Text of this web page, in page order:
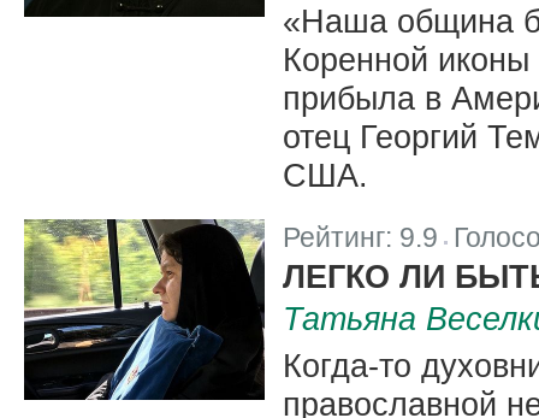
«Наша община
Коренной
прибыла в
отец Георгий
США.
Рейтинг: 9.9 |
ЛЕГКО ЛИ
Татьяна
Когда-то
православной